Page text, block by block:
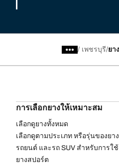
/ เพชรบุรี ยา
การเลือกยางให้เหมาะสม
เลือกดูยางทั้งหมด
เลือกดูตามประเภท หรือรุ่นของยาง
รถยนต์ และรถ SUV สำหรับการใ
ยางสปอร์ต